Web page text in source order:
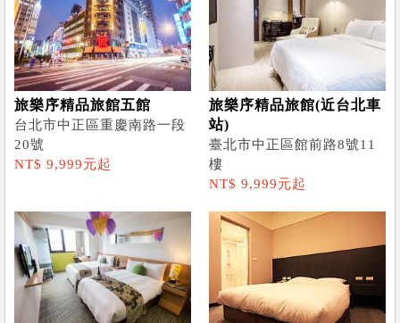
旅樂序精品旅館五館
台北市中正區重慶南路一段
20號
NT$ 9,999元起
旅樂序精品旅館(近台北車
站)
臺北市中正區館前路8號11
樓
NT$ 9,999元起